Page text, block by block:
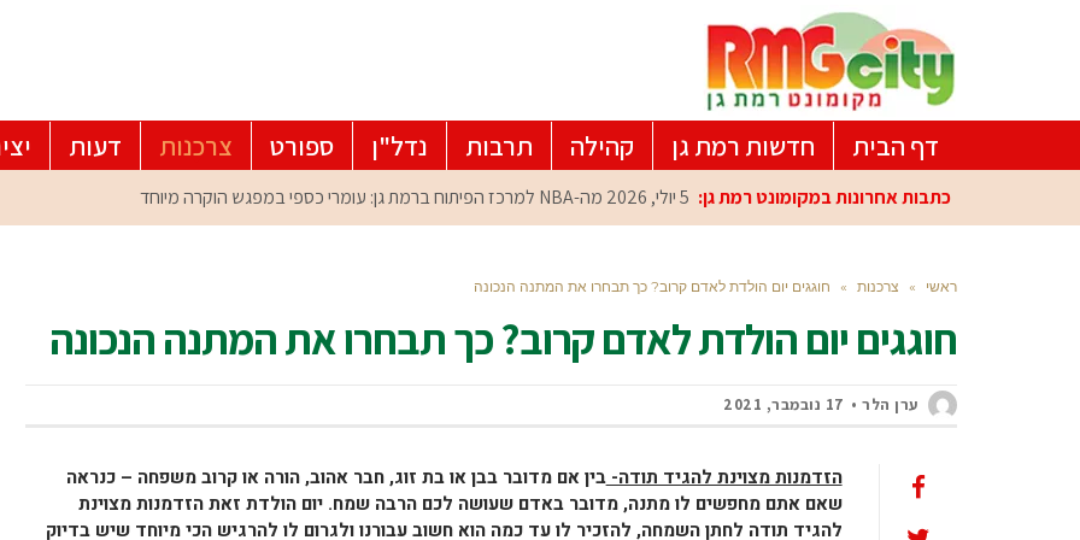
דף הבית חדשות רמת גן קהילה תרבות נדל"ן ספורט צרכנות דעות
כתבות אחרונות במקומונט רמת גן: 5 יולי, 2026 מה-NBA למרכז הפיתוח ברמת גן: עומרי כספי במפגש הוקרה מיוחד
ראשי » צרכנות » חוגגים יום הולדת לאדם קרוב? כך תבחרו את המתנה הנכונה
חוגגים יום הולדת לאדם קרוב? כך תבחרו את המתנה הנכונה
ערן הלר 17 נובמבר, 2021
הזדמנות מצוינת להגיד תודה-בין אם מדובר בבן או בת זוג, חבר אהוב, הורה או קרוב משפחה – כנראה
שאם אתם מחפשים לו מתנה, מדובר באדם שעושה לכם הרבה שמח. יום הולדת זאת הזדמנות מצוינת
להגיד תודה לחתן השמחה, להזכיר לו עד כמה הוא חשוב עבורנו ולגרום לו להרגיש הכי מיוחד שיש בדיוק